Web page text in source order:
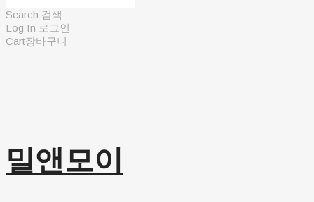
Search 검색
Log In 로그인
Cart장바구니
밀앤모이